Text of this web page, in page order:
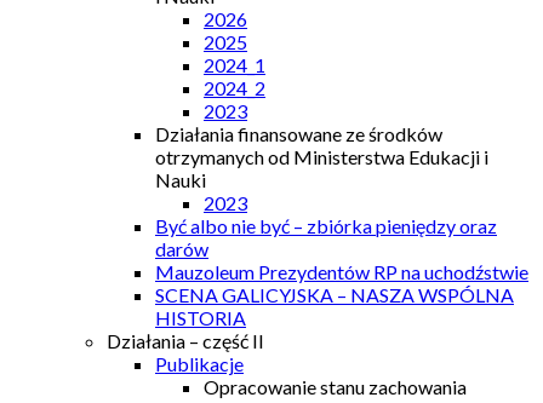
2026
2025
2024_1
2024_2
2023
Działania finansowane ze środków
otrzymanych od Ministerstwa Edukacji i
Nauki
2023
Być albo nie być – zbiórka pieniędzy oraz
darów
Mauzoleum Prezydentów RP na uchodźstwie
SCENA GALICYJSKA – NASZA WSPÓLNA
HISTORIA
Działania – część II
Publikacje
Opracowanie stanu zachowania